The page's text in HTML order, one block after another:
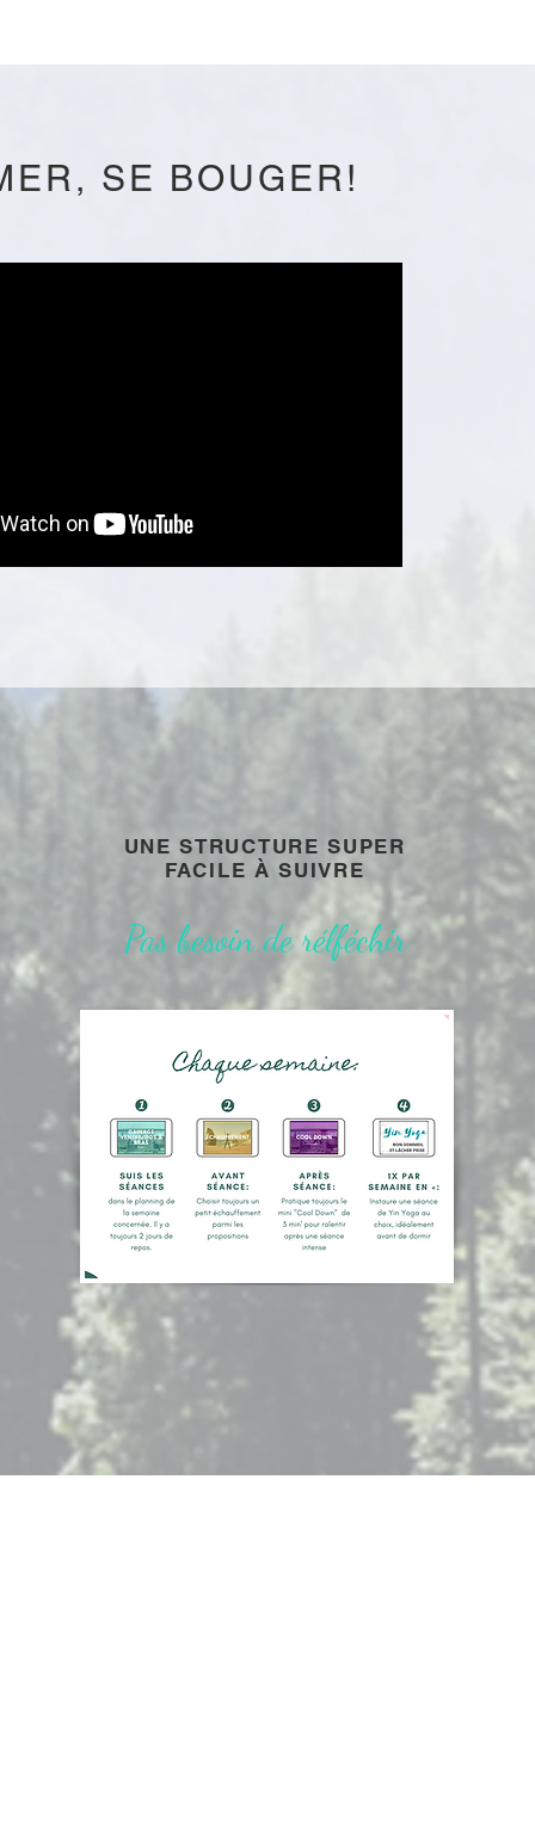
SE BOUGER!
UNE STRUCTURE SUPER
FACILE À SUIVRE
Pas besoin de rélféchir